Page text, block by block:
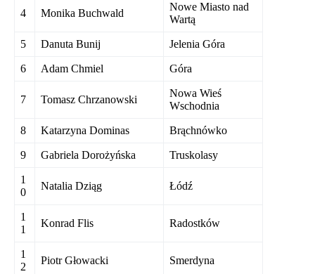
4 Monika Buchwald
Nowe Miasto nad
Wartą
5 Danuta Bunij Jelenia Góra
6 Adam Chmiel Góra
7 Tomasz Chrzanowski
Nowa Wieś
Wschodnia
8 Katarzyna Dominas Brąchnówko
9 Gabriela Dorożyńska Truskolasy
1
0
Natalia Dziąg Łódź
1
1
Konrad Flis Radostków
1
2
Piotr Głowacki Smerdyna